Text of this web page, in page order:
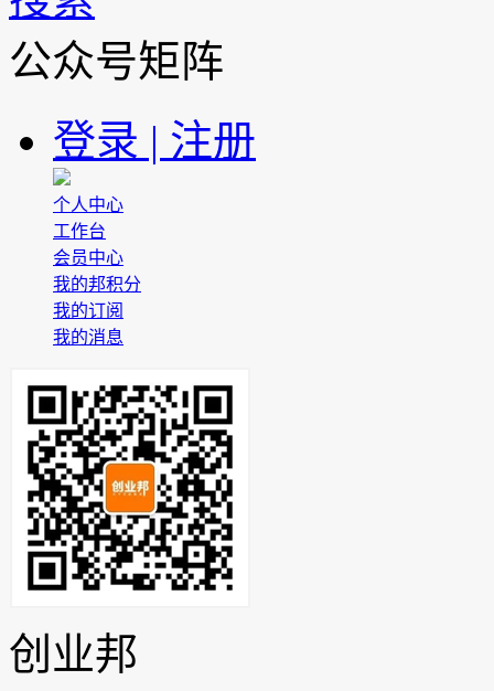
公众号矩阵
登录 | 注册
个人中心
工作台
会员中心
我的邦积分
我的订阅
我的消息
创业邦